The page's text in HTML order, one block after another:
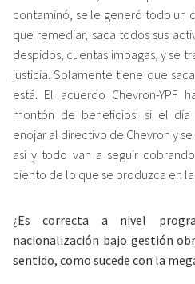
contaminó, se le generó todo un
que remediar, saca todos sus
despidos, cuentas impagas, y se
justicia. Solamente tiene que
está. El acuerdo Chevron-YPF
montón de beneficios: si el
enojar al directivo de Chevron y
así y todo van a seguir
ciento de lo que se produzca en
¿Es correcta a nivel
nacionalización bajo gestión
sentido, como sucede con la